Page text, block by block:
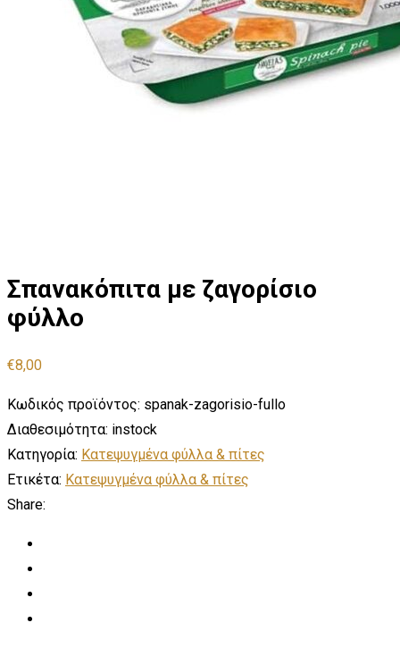
Σπανακόπιτα με ζαγορίσιο
φύλλο
€8,00
Κωδικός προϊόντος: spanak-zagorisio-fullo
Διαθεσιμότητα: instock
Κατηγορία: Κατεψυγμένα φύλλα & πίτες
Ετικέτα: Κατεψυγμένα φύλλα & πίτες
Share: